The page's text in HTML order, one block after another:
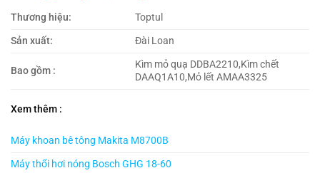
Thương hiệu:
Toptul
Sản xuất:
Đài Loan
Bao gồm :
Kìm mỏ quạ DDBA2210,Kìm chết
DAAQ1A10,Mỏ lết AMAA3325
Xem thêm :
Máy khoan bê tông Makita M8700B
Máy thổi hơi nóng Bosch GHG 18-60